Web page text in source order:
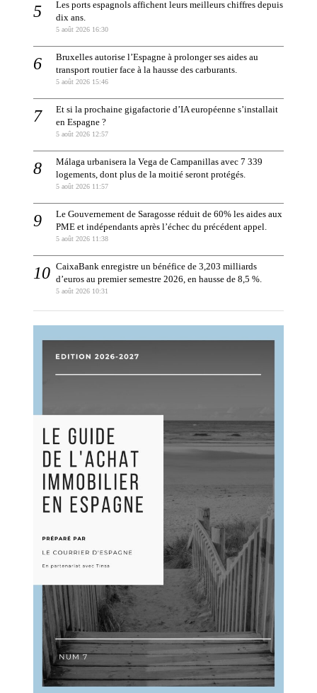
Les ports espagnols affichent leurs meilleurs chiffres depuis
dix ans.
5 août 2026 16:30
Bruxelles autorise l’Espagne à prolonger ses aides au
transport routier face à la hausse des carburants.
5 août 2026 15:46
Et si la prochaine gigafactorie d’IA européenne s’installait
en Espagne ?
5 août 2026 12:57
Málaga urbanisera la Vega de Campanillas avec 7 339
logements, dont plus de la moitié seront protégés.
5 août 2026 11:57
Le Gouvernement de Saragosse réduit de 60% les aides aux
PME et indépendants après l’échec du précédent appel.
5 août 2026 11:38
CaixaBank enregistre un bénéfice de 3,203 milliards
d’euros au premier semestre 2026, en hausse de 8,5 %.
5 août 2026 10:31